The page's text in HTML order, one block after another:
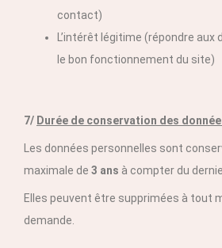
contact)
L’intérêt légitime (répondre
le bon fonctionnement du site)
7/ Durée de conservation des
Les données personnelles sont
maximale de 3 ans à compter du
Elles peuvent être supprimées à tout
demande.